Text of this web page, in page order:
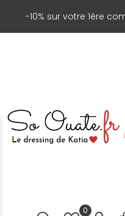
-10% sur votre 1ère
0